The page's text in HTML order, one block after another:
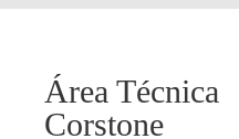
Área Técnica
Corstone